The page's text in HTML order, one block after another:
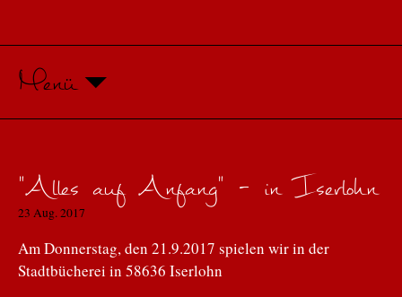
Menü
"Alles auf Anfang" - in Iserlohn
23 Aug. 2017
Am Donnerstag, den 21.9.2017 spielen wir in der
Stadtbücherei in 58636 Iserlohn